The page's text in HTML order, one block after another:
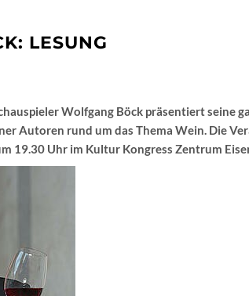
LESUNG
Wolfgang Böck präsentiert seine
Autoren rund um das Thema Wein. Die
19.30 Uhr im Kultur Kongress Zentrum